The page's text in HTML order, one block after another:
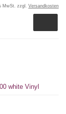
MwSt. zzgl. Versandkosten
white Vinyl